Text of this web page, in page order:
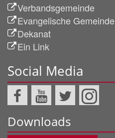
Verbandsgemeinde
Evangelische Gemeinde
Dekanat
Ein Link
Social Media
Downloads